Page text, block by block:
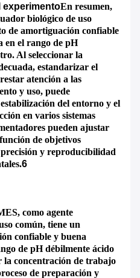
experimentoEn resumen,
biológico de uso
de amortiguación confiable
en el rango de pH
Al seleccionar la
estandarizar el
atención a las
y uso, puede
del entorno y el
en varios sistemas
pueden ajustar
de objetivos
y reproducibilidad
6
como agente
común, tiene un
confiable y buena
de pH débilmente ácido
la concentración de trabajo
de preparación y